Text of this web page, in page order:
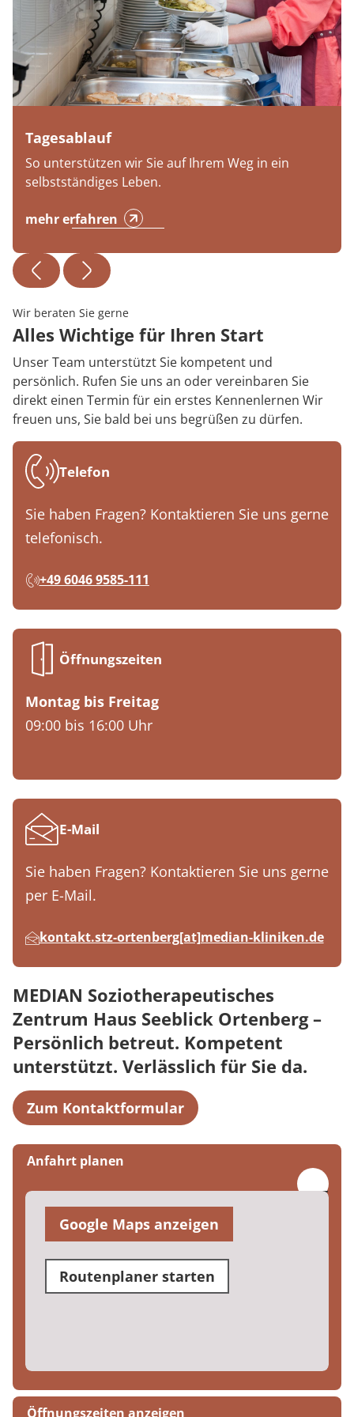
Tagesablauf
So unterstützen wir Sie auf Ihrem Weg in ein
selbstständiges Leben.
mehr erfahren
Wir beraten Sie gerne
Alles Wichtige für Ihren Start
Unser Team unterstützt Sie kompetent und
persönlich. Rufen Sie uns an oder vereinbaren Sie
direkt einen Termin für ein erstes Kennenlernen Wir
freuen uns, Sie bald bei uns begrüßen zu dürfen.
Telefon
Sie haben Fragen? Kontaktieren Sie uns gerne
telefonisch.
+49 6046 9585-111
Öffnungszeiten
Montag bis Freitag
09:00 bis 16:00 Uhr
E-Mail
Sie haben Fragen? Kontaktieren Sie uns gerne
per E-Mail.
kontakt.stz-ortenberg[at]median-kliniken.de
MEDIAN Soziotherapeutisches
Zentrum Haus Seeblick Ortenberg –
Persönlich betreut. Kompetent
unterstützt. Verlässlich für Sie da.
Zum Kontaktformular
Anfahrt planen
Google Maps anzeigen
Routenplaner starten
Öffnungszeiten anzeigen